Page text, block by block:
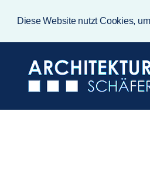
Diese Website nutzt Cookies,